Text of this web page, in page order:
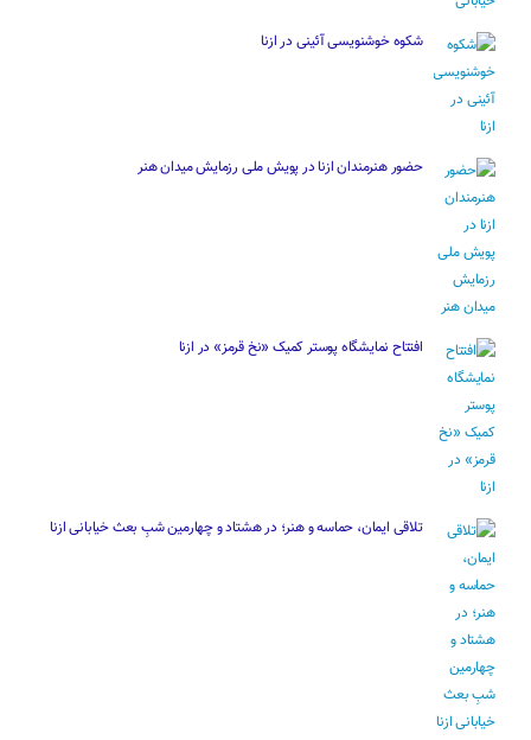
شکوه خوشنویسی آئینی در ازنا
حضور هنرمندان ازنا در پویش ملی رزمایش میدان هنر
افتتاح نمایشگاه پوستر کمیک «نخ قرمز» در ازنا
تلاقی ایمان، حماسه و هنر؛ در هشتاد و چهارمین شبِ بعث خیابانی ازنا